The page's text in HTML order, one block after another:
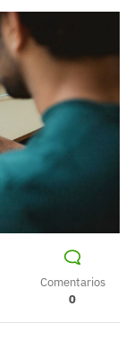
Comentarios
0